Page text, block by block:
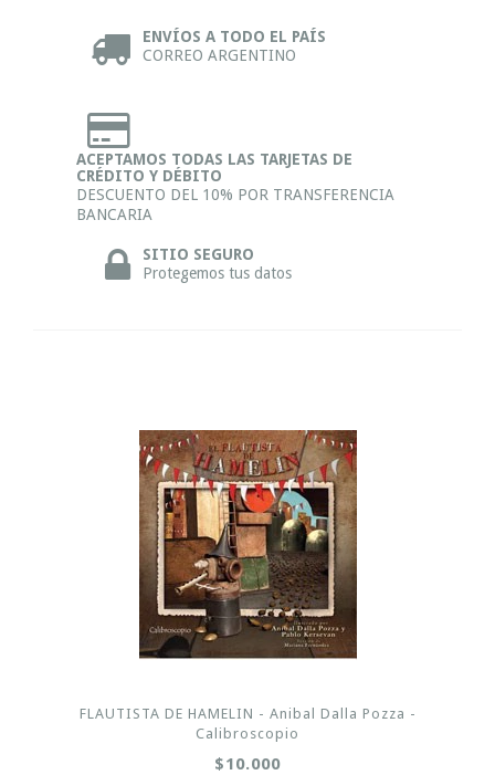
ENVÍOS A TODO EL PAÍS
CORREO ARGENTINO
ACEPTAMOS TODAS LAS TARJETAS DE
CRÉDITO Y DÉBITO
DESCUENTO DEL 10% POR TRANSFERENCIA
BANCARIA
SITIO SEGURO
Protegemos tus datos
FLAUTISTA DE HAMELIN - Anibal Dalla Pozza -
Calibroscopio
$10.000